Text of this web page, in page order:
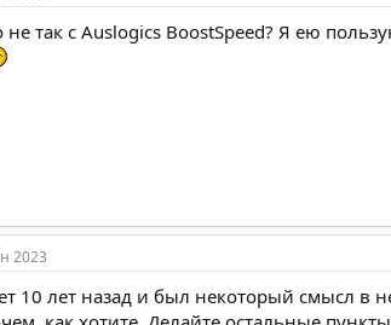
не так с Auslogics BoostSpeed? Я ею
2023
10 лет назад и был некоторый смысл в